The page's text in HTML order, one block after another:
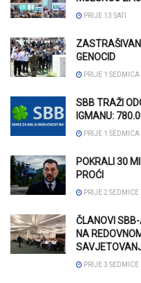
PRIJE 13 SATI
GENOCID
PRIJE 1 SEDMICA
SBB TRAŽI
IGMANU:
PRIJE 1 SEDMICA
POKRALI 30
PROĆI
PRIJE 2 SEDMICE
ČLANOVI SBB-
NA
PRIJE 3 SEDMICE